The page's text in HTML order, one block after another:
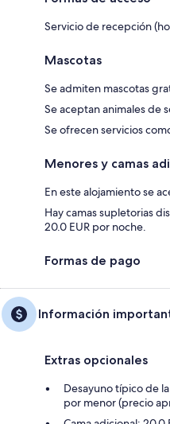
Servicio de recepción
Mascotas
Se admiten mascotas
Se aceptan animales de
Se ofrecen servicios
Menores y camas
En este alojamiento se
Hay camas supletorias
20.0 EUR por noche.
Formas de pago
Información
Extras opcionales
Desayuno típico de
por menor (precio